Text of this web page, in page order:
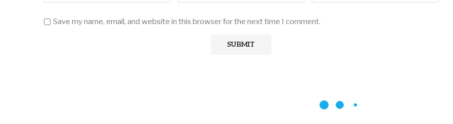
Save my name, email, and website in this browser for the next time I comment.